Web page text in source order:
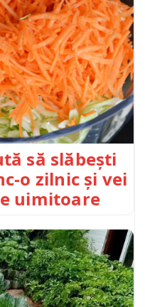
să slăbești
o zilnic și vei
uimitoare